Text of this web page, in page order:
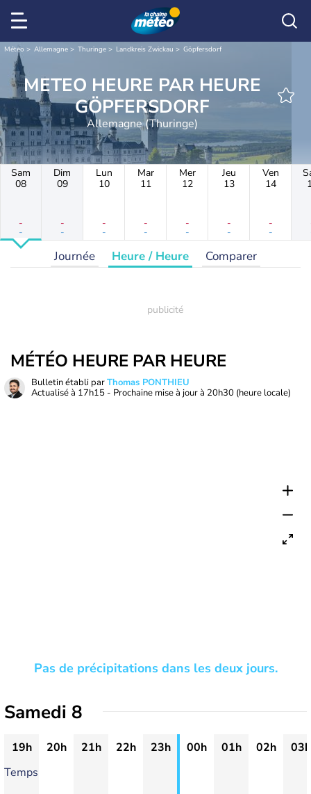
Météo Allemagne Thuringe Landkreis Zwickau Göpfersdorf
METEO HEURE PAR HEURE
GÖPFERSDORF
Allemagne (Thuringe)
Sam
08
-
-
Dim
09
-
-
Lun
10
-
-
Mar
11
-
-
Mer
12
-
-
Jeu
13
-
-
Ven
14
-
-
Journée Heure / Heure Comparer
MÉTÉO HEURE PAR HEURE
Bulletin établi parThomas PONTHIEU
Actualisé à 17h15 - Prochaine mise à jour à 20h30 (heure locale)
Pas de précipitations dans les deux jours.
Samedi 8
19h 20h 21h 22h 23h 00h 01h 02h
03h
Temps